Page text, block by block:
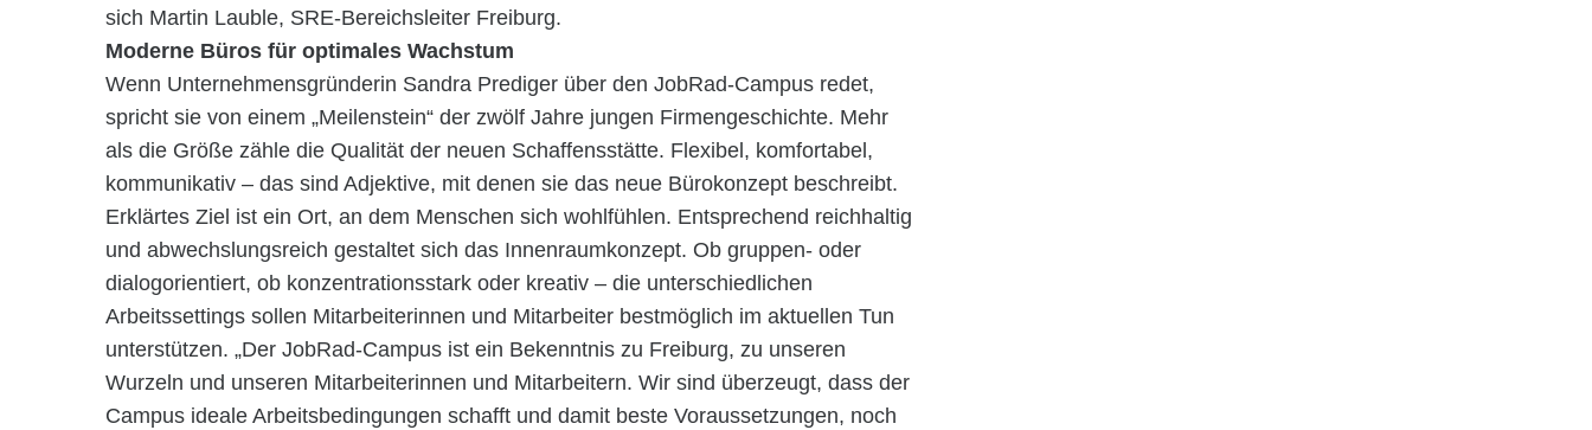
sich Martin Lauble, SRE-Bereichsleiter Freiburg.
Moderne Büros für optimales Wachstum
Wenn Unternehmensgründerin Sandra Prediger über den JobRad-Campus redet,
spricht sie von einem „Meilenstein“ der zwölf Jahre jungen Firmengeschichte. Mehr
als die Größe zähle die Qualität der neuen Schaffensstätte. Flexibel, komfortabel,
kommunikativ – das sind Adjektive, mit denen sie das neue Bürokonzept beschreibt.
Erklärtes Ziel ist ein Ort, an dem Menschen sich wohlfühlen. Entsprechend reichhaltig
und abwechslungsreich gestaltet sich das Innenraumkonzept. Ob gruppen- oder
dialogorientiert, ob konzentrationsstark oder kreativ – die unterschiedlichen
Arbeitssettings sollen Mitarbeiterinnen und Mitarbeiter bestmöglich im aktuellen Tun
unterstützen. „Der JobRad-Campus ist ein Bekenntnis zu Freiburg, zu unseren
Wurzeln und unseren Mitarbeiterinnen und Mitarbeitern. Wir sind überzeugt, dass der
Campus ideale Arbeitsbedingungen schafft und damit beste Voraussetzungen, noch